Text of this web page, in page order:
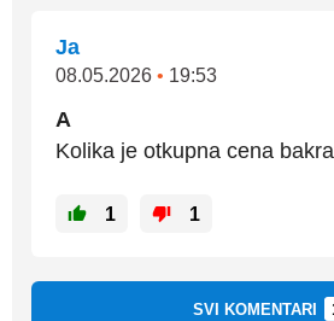
Ja
08.05.2026 • 19:53
A
Kolika je otkupna cena
1 1
SVI KOMENTARI